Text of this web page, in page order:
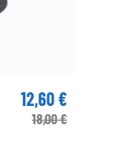
12,60 €
18,00 €